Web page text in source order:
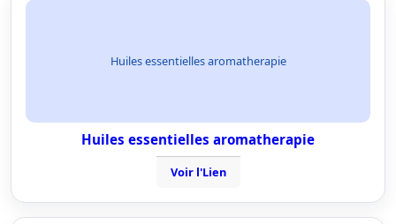
Huiles essentielles aromatherapie
Huiles essentielles aromatherapie
Voir l'Lien